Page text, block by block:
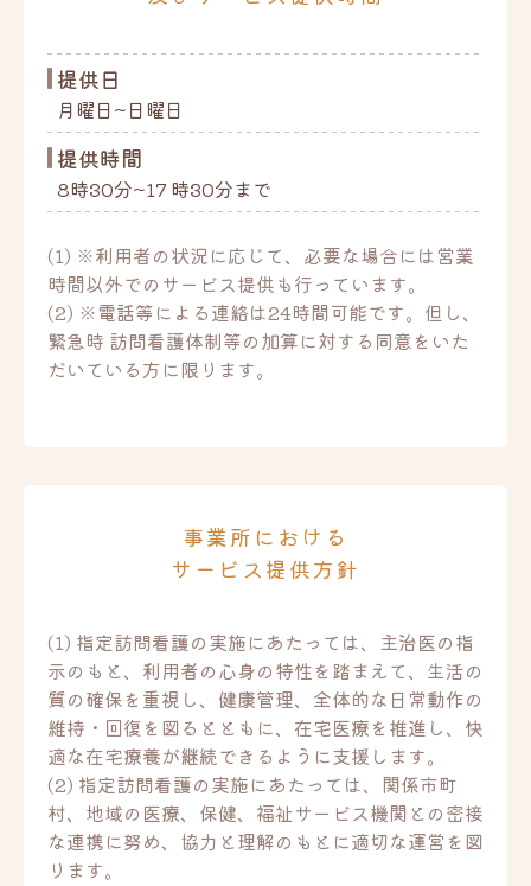
提供日
月曜日~日曜日
提供時間
8時30分~17 時30分まで
(1) ※利用者の状況に応じて、必要な場合には営業
時間以外でのサービス提供も行っています。
(2) ※電話等による連絡は24時間可能です。但し、
緊急時 訪問看護体制等の加算に対する同意をいた
だいている方に限ります。
事業所における
サービス提供方針
(1) 指定訪問看護の実施にあたっては、主治医の指
示のもと、利用者の心身の特性を踏まえて、生活の
質の確保を重視し、健康管理、全体的な日常動作の
維持・回復を図るとともに、在宅医療を推進し、快
適な在宅療養が継続できるように支援します。
(2) 指定訪問看護の実施にあたっては、関係市町
村、地域の医療、保健、福祉サービス機関との密接
な連携に努め、協力と理解のもとに適切な運営を図
ります。